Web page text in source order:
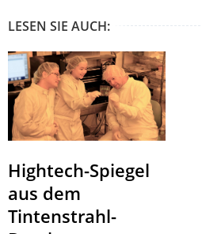
LESEN SIE AUCH:
Hightech-Spiegel
aus dem
Tintenstrahl-